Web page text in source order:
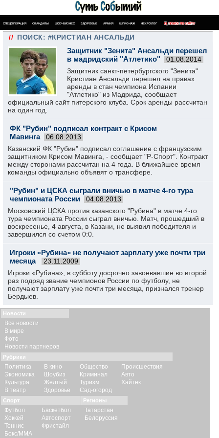
СПЕЦОПЕРАЦИЯ СКАНДАЛЫ ШОУ-БИЗНЕС ЗДОРОВЬЕ АРМИЯ ШПИОНАЖ НЕКРОЛОГ ПОИСК ПО САЙТУ
// ПОИСК: #КРИСТИАН АНСАЛЬДИ
Защитник "Зенита" Ансальди перешел
в мадридский "Атлетико"
01.08.2014
Защитник санкт-петербургского "Зенита"
Кристиан Ансальди перешел на правах
аренды в стан чемпиона Испании
"Атлетико" из Мадрида, сообщает
официальный сайт питерского клуба. Срок аренды рассчитан
на один год.
ФК "Рубин" подписал контракт с Крисом
Мавинга
06.08.2013
Казанский ФК "Рубин" подписал соглашение с французским
защитником Крисом Мавинга, - сообщает "Р-Спорт". Контракт
между сторонами рассчитан на 4 года. В ближайшее время
команды официально объявят о трансфере.
"Рубин" и ЦСКА сыграли вничью в матче 4-го тура
чемпионата России
04.08.2013
Московский ЦСКА против казанского "Рубина" в матче 4-го
тура чемпионата России сыграл вничью. Матч, прошедший в
воскресенье, 4 августа, в Казани, не выявил победителя и
завершился со счетом 0:0.
Игроки «Рубина» не получают зарплату уже почти три
месяца
23.11.2009
Игроки «Рубина», в субботу досрочно завоевавшие во второй
раз подряд звание чемпионов России по футболу, не
получают зарплату уже почти три месяца, признался тренер
Бердыев.
Новости
Все новости
В мире
Фото
Новости партнеров
Рубрики
Политика
Экономика
Культура
В театр
В кино
Шоубиз
Желтый
Здоровье
Общество
Криминал
Туризм
Сад-огород
Происшествия
Авто
Хайтек
Спорт
Футбол
Хоккей
Теннис
Бокс/ММА
Баскетбол
Автоспорт
Фристайл
Регионы
Татарстан
Белоруссия